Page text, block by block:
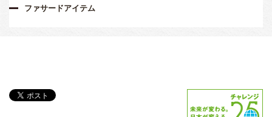
ファサードアイテム